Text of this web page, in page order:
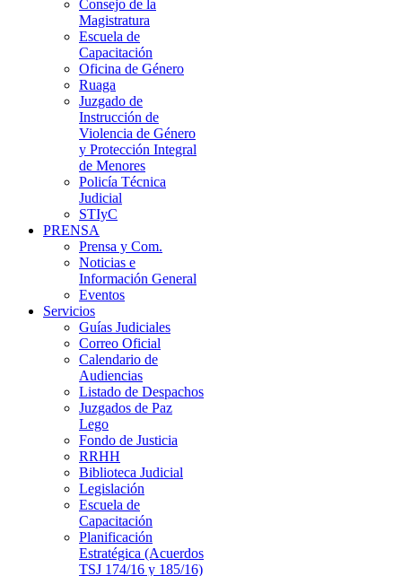
Consejo de la
Magistratura
Escuela de
Capacitación
Oficina de Género
Ruaga
Juzgado de
Instrucción de
Violencia de Género
y Protección Integral
de Menores
Policía Técnica
Judicial
STIyC
PRENSA
Prensa y Com.
Noticias e
Información General
Eventos
Servicios
Guías Judiciales
Correo Oficial
Calendario de
Audiencias
Listado de Despachos
Juzgados de Paz
Lego
Fondo de Justicia
RRHH
Biblioteca Judicial
Legislación
Escuela de
Capacitación
Planificación
Estratégica (Acuerdos
TSJ 174/16 y 185/16)